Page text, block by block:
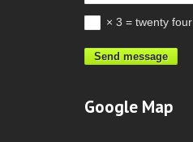
× 3 = twenty four
Send message
Google Map